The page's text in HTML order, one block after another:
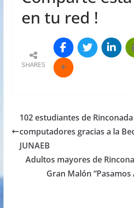
en tu red !
SHARES
102 estudiantes de
computadores gracias a la
JUNAEB
Adultos mayores de
Gran Malón